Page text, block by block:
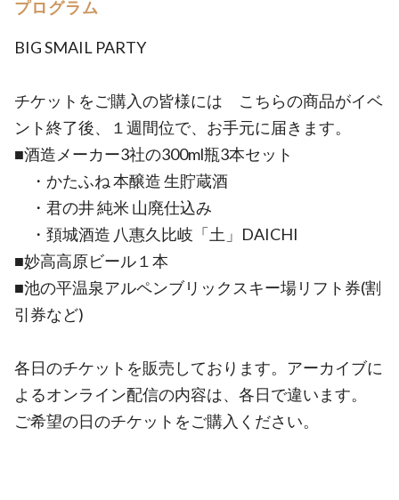
プログラム
BIG SMAIL PARTY
チケットをご購入の皆様には こちらの商品がイベ
ント終了後、１週間位で、お手元に届きます。
■酒造メーカー3社の300ml瓶3本セット
・かたふね 本醸造 生貯蔵酒
・君の井 純米 山廃仕込み
・頚城酒造 八惠久比岐「土」DAICHI
■妙高高原ビール１本
■池の平温泉アルペンブリックスキー場リフト券(割
引券など)
各日のチケットを販売しております。アーカイブに
よるオンライン配信の内容は、各日で違います。
ご希望の日のチケットをご購入ください。